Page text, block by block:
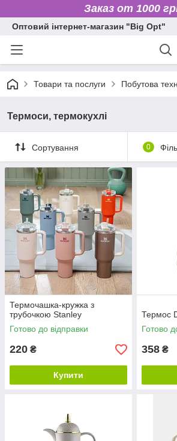
Заказ от 1000
Оптовий інтернет-магазин "Big Opt"
Товари та послуги Побутова
Термоси, термокухлі
Сортування 0
Термочашка-кружка з
трубочкою Stanley
Готово до відправки
220 ₴
Купити
Термос
Готово
358 ₴